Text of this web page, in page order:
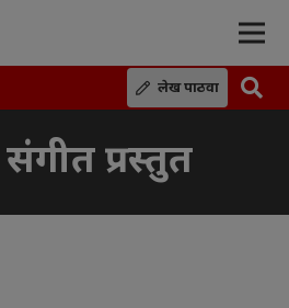
लेख पाठवा
प्रस्तुत